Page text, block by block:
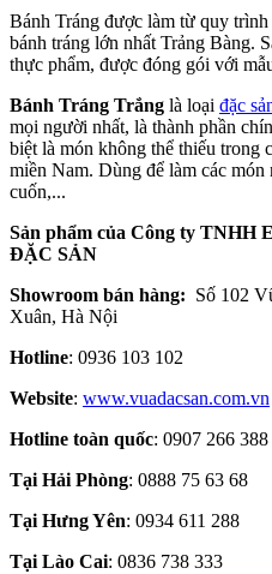
Bánh Tráng được làm từ quy
bánh tráng lớn nhất Trảng Bàng.
thực phẩm, được đóng gói với
Bánh Tráng Trắng là loại đặc
mọi người nhất, là thành phần
biệt là món không thể thiếu trong
miền Nam. Dùng để làm các
cuốn,...
Sản phẩm của Công ty TNHH
ĐẶC SẢN
Showroom bán hàng: Số 102
Xuân, Hà Nội
Hotline: 0936 103 102
Website: www.vuadacsan.com.vn
Hotline toàn quốc: 0907 266 388
Tại Hải Phòng: 0888 75 63 68
Tại Hưng Yên: 0934 611 288
Tại Lào Cai: 0836 738 333